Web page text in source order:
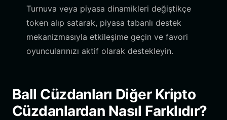
Turnuva veya piyasa dinamikleri değiştikçe
token alıp satarak, piyasa tabanlı destek
mekanizmasıyla etkileşime geçin ve favori
oyuncularınızı aktif olarak destekleyin.
Ball Cüzdanları Diğer Kripto
Cüzdanlardan Nasıl Farklıdır?